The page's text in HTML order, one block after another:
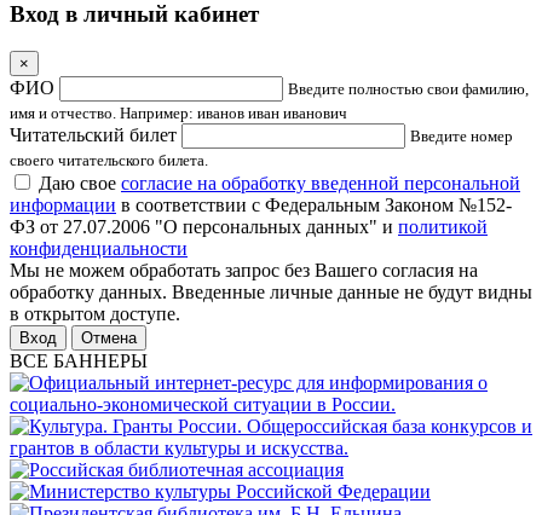
Вход в личный кабинет
×
ФИО
Введите полностью свои фамилию,
имя и отчество. Например: иванов иван иванович
Читательский билет
Введите номер
своего читательского билета.
Даю свое согласие на обработку введенной персональной
информации в соответствии с Федеральным Законом №152-
ФЗ от 27.07.2006 "О персональных данных" и политикой
конфиденциальности
Мы не можем обработать запрос без Вашего согласия на
обработку данных. Введенные личные данные не будут видны
в открытом доступе.
Отмена
ВСЕ БАННЕРЫ